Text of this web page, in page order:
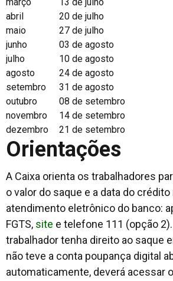
abril
20 de julho
maio
27 de julho
junho
03 de agosto
julho
10 de agosto
agosto
24 de agosto
setembro
31 de agosto
outubro
08 de setembro
novembro
14 de setembro
dezembro
21 de setembro
Orientações
A Caixa orienta os trabalhadores
o valor do saque e a data do
atendimento eletrônico do banco:
FGTS, site e telefone 111 (opção
trabalhador tenha direito ao saque
não teve a conta poupança digital
automaticamente, deverá acessar